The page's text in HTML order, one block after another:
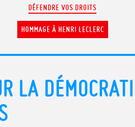
DÉFENDRE VOS DROITS
HOMMAGE À HENRI LECLERC
LA